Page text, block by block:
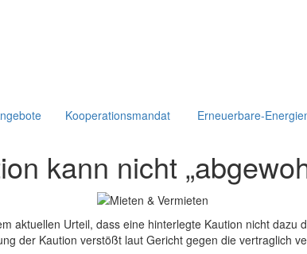
Kooperationsmandat Erneuerbare-
kann nicht
aktuellen Urteil, dass eine hinterlegte Kaution nicht dazu
der Kaution verstößt laut Gericht gegen die vertraglich